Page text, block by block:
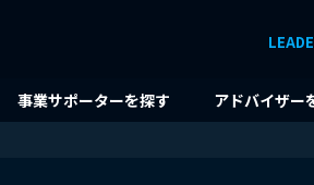
事業サポーターを探す アドバイザー